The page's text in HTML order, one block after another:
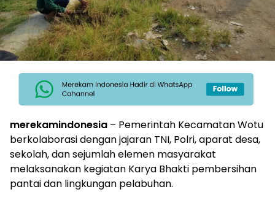
merekamindonesia – Pemerintah Kecamatan Wotu
berkolaborasi dengan jajaran TNI, Polri, aparat desa,
sekolah, dan sejumlah elemen masyarakat
melaksanakan kegiatan Karya Bhakti pembersihan
pantai dan lingkungan pelabuhan.